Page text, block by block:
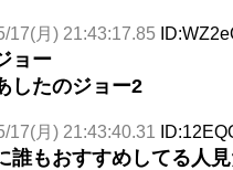
17(月) 21:43:17.85
ョー
したのジョー2
17(月) 21:43:40.31
誰もおすすめしてる人